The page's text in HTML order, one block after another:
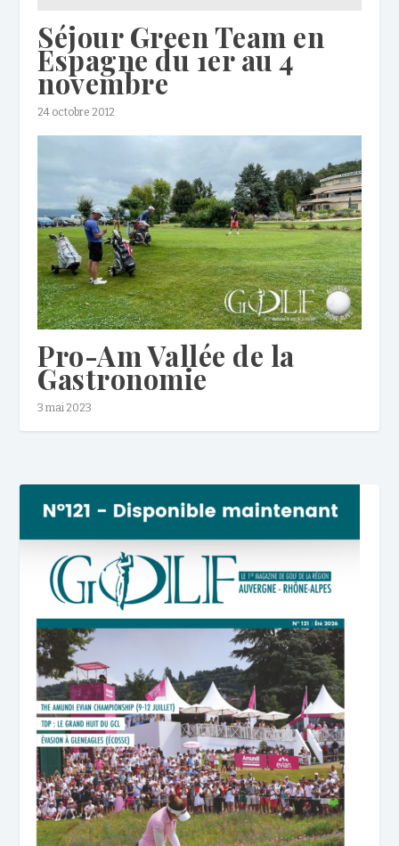
Séjour Green Team en
Espagne du 1er au 4
novembre
24 octobre 2012
Pro-Am Vallée de la
Gastronomie
3 mai 2023